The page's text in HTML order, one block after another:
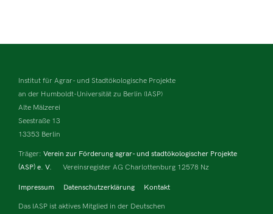
Institut für Agrar- und Stadtökologische Projekte
an der Humboldt-Universität zu Berlin (IASP)
Alte Mälzerei
Seestraße 13
13353 Berlin
Träger: Verein zur Förderung agrar- und stadtökologischer Projekte
(ASP) e. V.
Vereinsregister AG Charlottenburg 12578 Nz
Impressum Datenschutzerklärung Kontakt
Das IASP ist aktives Mitglied in der Deutschen